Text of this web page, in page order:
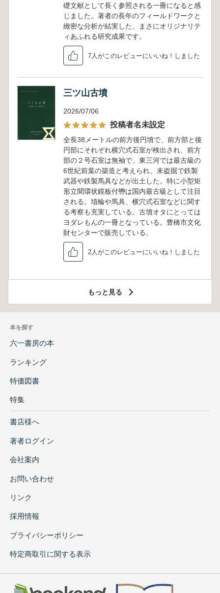
礎文献として長く参照される一冊になると感
じました。著者の長年のフィールドワークと
緻密な分析が結実した、まさにオリジナリテ
ィあふれる研究成果です。
7人がこのレビューにいいね！しました
三ツ山古墳
2026/07/06
投稿者名未設定
全長38メートルの前方後円墳で、前方部と後
円部にそれぞれ横穴式石室が検出され、前方
部の２号石室は無袖で、東三河では最古級の
6世紀前葉の築造と考えられ、未盗掘で鉄製
武器や鉄製馬具などが出土した。特に小型矩
形立聞環状鏡板付轡は国内最古級として注目
される。埴輪や馬具、横穴式石室などに関す
る考察も充実している。古墳オタにとっては
ヨダレもんの一冊となっている。豊橋市文化
財センターで販売している。
2人がこのレビューにいいね！しました
もっと見る
本を探す
六一書房の本
ランキング
特価図書
特集
書店様へ
著者ログイン
会社案内
お問い合わせ
リンク
採用情報
プライバシーポリシー
特定商取引に関する表示